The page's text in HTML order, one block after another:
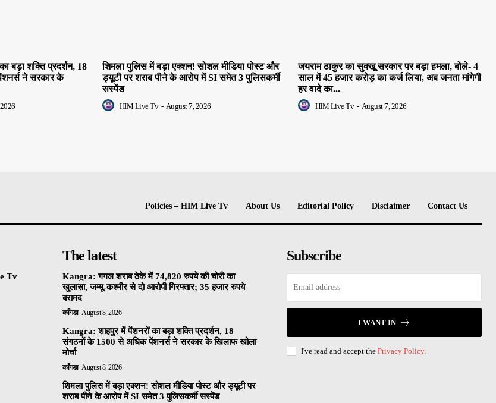
बड़ा शक्ति प्रदर्शन, 18
ने सरकार के
शिमला पुलिस में बड़ा एक्शन! सोशल मीडिया पोस्ट और
ड्यूटी पर शराब पीने के आरोप में SI समेत 3 पुलिसकर्मी
सस्पेंड
HIM Live Tv - August 7, 2026
जयराम ठाकुर का सुक्खू सरकार पर बड़ा हमला, बोले- 4
साल में 45 हजार करोड़ का कर्ज लिया, अब जनता मांगेगी
हर वादे का...
HIM Live Tv - August 7, 2026
Policies – HIM Live Tv About Us Editorial Policy Disclaimer Contact Us
Tv
The latest
Kangra: गगल शराब ठेके में 74,820 रुपये की चोरी का
खुलासा, जम्मू-कश्मीर से दो आरोपी गिरफ्तार; 35 हजार रुपये
बरामद
काँगडा August 8, 2026
Kangra: शाहपुर में पेंशनरों का बड़ा शक्ति प्रदर्शन, 18
संगठनों के 1500 से अधिक पेंशनर्स ने सरकार के खिलाफ खोला
मोर्चा
काँगडा August 8, 2026
शिमला पुलिस में बड़ा एक्शन! सोशल मीडिया पोस्ट और ड्यूटी पर
शराब पीने के आरोप में SI समेत 3 पुलिसकर्मी सस्पेंड
Subscribe
I WANT IN
I've read and accept the Privacy Policy.